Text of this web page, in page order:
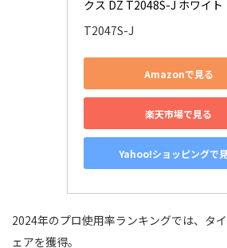
クス DZ T2048S-J ホワイト
T2047S-J
Amazonで見る
楽天市場で見る
Yahoo!ショッピングで
2024年のプロ使用率ランキングでは、タ
ェアを獲得。